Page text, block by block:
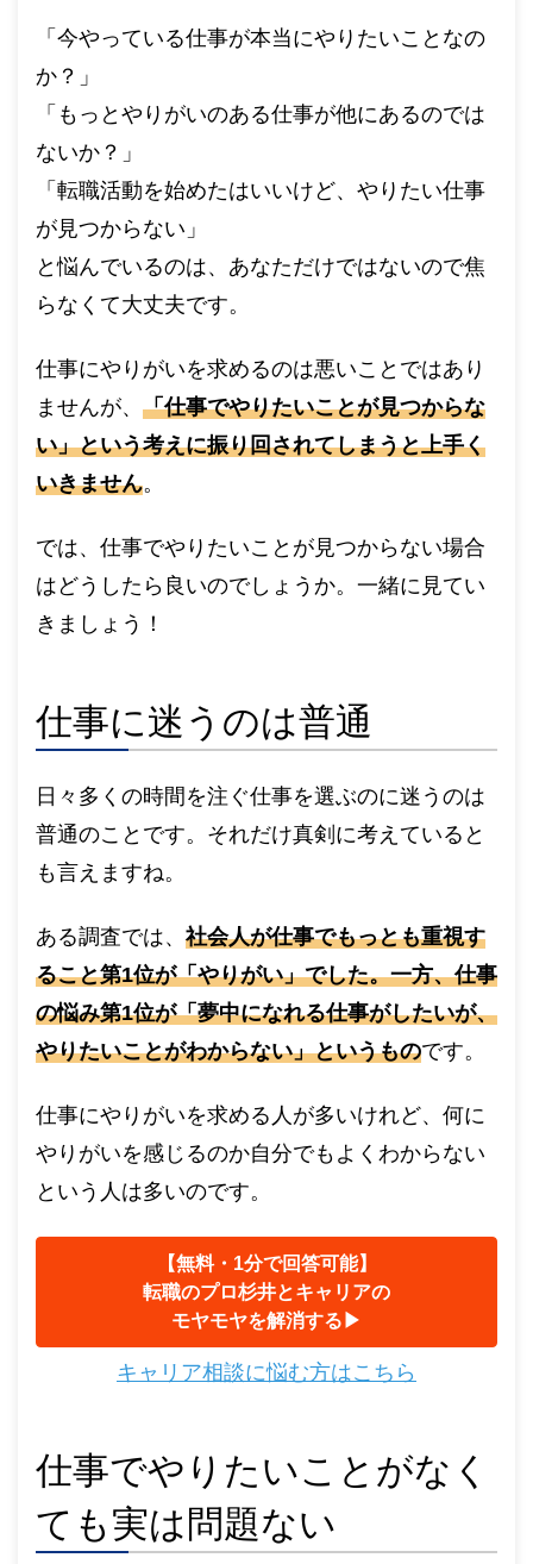
「今やっている仕事が本当にやりたいことなの
か？」
「もっとやりがいのある仕事が他にあるのでは
ないか？」
「転職活動を始めたはいいけど、やりたい仕事
が見つからない」
と悩んでいるのは、あなただけではないので焦
らなくて大丈夫です。
仕事にやりがいを求めるのは悪いことではあり
ませんが、 「仕事でやりたいことが見つからな
い」という考えに振り回されてしまうと上手く
いきません。
では、仕事でやりたいことが見つからない場合
はどうしたら良いのでしょうか。一緒に見てい
きましょう！
仕事に迷うのは普通
日々多くの時間を注ぐ仕事を選ぶのに迷うのは
普通のことです。それだけ真剣に考えていると
も言えますね。
ある調査では、 社会人が仕事でもっとも重視す
ること第1位が「やりがい」でした。一方、仕事
の悩み第1位が「夢中になれる仕事がしたいが、
やりたいことがわからない」というものです。
仕事にやりがいを求める人が多いけれど、何に
やりがいを感じるのか自分でもよくわからない
という人は多いのです。
【無料・1分で回答可能】
転職のプロ杉井とキャリアの
モヤモヤを解消する▶︎
キャリア相談に悩む方はこちら
仕事でやりたいことがなく
ても実は問題ない